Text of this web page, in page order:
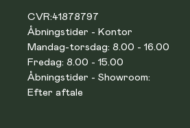
CVR:41878797
Åbningstider - Kontor
Mandag-torsdag: 8.00 - 16.00
Fredag: 8.00 - 15.00
Åbningstider - Showroom:
Efter aftale